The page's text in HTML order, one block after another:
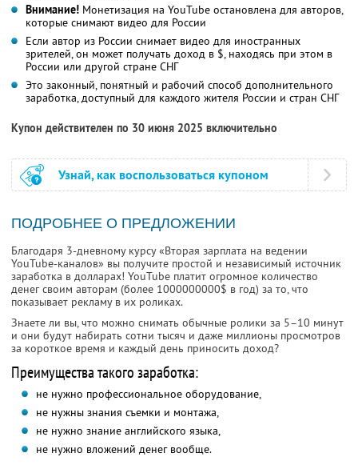
Внимание! Монетизация на YouTube остановлена для авторов,
которые снимают видео для России
Если автор из России снимает видео для иностранных
зрителей, он может получать доход в $, находясь при этом в
России или другой стране СНГ
Это законный, понятный и рабочий способ дополнительного
заработка, доступный для каждого жителя России и стран СНГ
Купон действителен по 30 июня 2025 включительно
Узнай, как воспользоваться купоном
ПОДРОБНЕЕ О ПРЕДЛОЖЕНИИ
Благодаря 3-дневному курсу «Вторая зарплата на ведении
YouTube-каналов» вы получите простой и независимый источник
заработка в долларах! YouTube платит огромное количество
денег своим авторам (более 1000000000$ в год) за то, что
показывает рекламу в их роликах.
Знаете ли вы, что можно снимать обычные ролики за 5–10 минут
и они будут набирать сотни тысяч и даже миллионы просмотров
за короткое время и каждый день приносить доход?
Преимущества такого заработка:
не нужно профессиональное оборудование,
не нужны знания съемки и монтажа,
не нужно знание английского языка,
не нужно вложений денег вообще.